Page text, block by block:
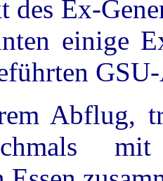
des Ex-
einige
Abflug,